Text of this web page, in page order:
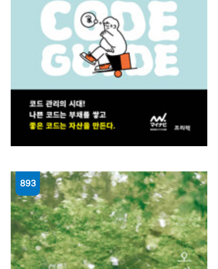
(내 코드가 불안한 개발자를 위한) 좋은 코드의
기준 : AI 시대에도 변치 않는 코드 선별과
유지보수 원칙
모리 아츠시 지음 ; 안동현 옮김
893